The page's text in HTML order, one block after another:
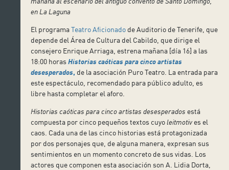
en La Laguna
El programaTeatro Aficionado de Auditorio de Tenerife, que
depende del Área de Cultura del Cabildo, que dirige el
consejero Enrique Arriaga, estrena mañana [día 16] a las
18:00 horasHistorias caóticas para cinco artistas
desesperados, de la asociación Puro Teatro. La entrada para
este espectáculo, recomendado para público adulto, es
libre hasta completar el aforo.
Historias caóticas para cinco artistas desesperados está
compuesta por cinco pequeños textos cuyoleitmotives el
caos. Cada una de las cinco historias está protagonizada
por dos personajes que, de alguna manera, expresan sus
sentimientos en un momento concreto de sus vidas. Los
actores que componen esta asociación son A. Lidia Dorta,